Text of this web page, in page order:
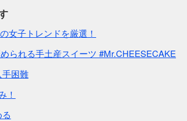
女子トレンドを厳選！
られる手土産スイーツ #Mr.CHEESECAKE
困難
！